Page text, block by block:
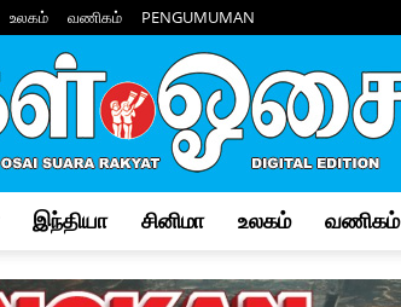
உலகம் வணிகம் PENGUMUMAN
இந்தியா சினிமா உலகம் வணிகம்